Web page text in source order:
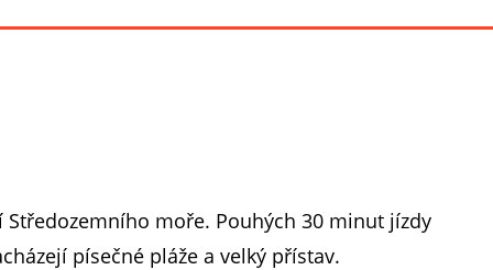
moře. Pouhých 30 minut jízdy
písečné pláže a velký přístav.